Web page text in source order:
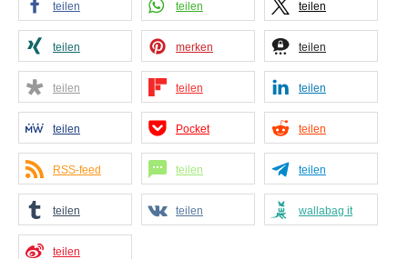
teilen teilen teilen
teilen merken teilen
teilen teilen teilen
teilen Pocket teilen
RSS-feed teilen teilen
teilen teilen wallabag it
teilen